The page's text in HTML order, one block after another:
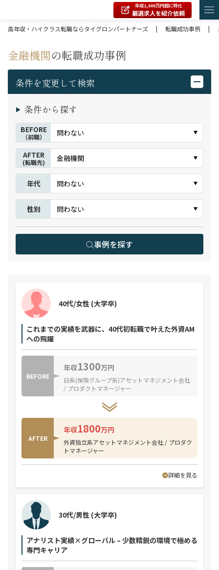
年収1,000万円超に特化
厳選求人を紹介依頼
高年収・ハイクラス転職ならタイグロンパートナーズ
| 転職成功事例 |
金融機関の転職成功事例
条件を変更して検索
条件から探す
BEFORE
（前職）
AFTER
(転職先)
年代
性別
事例を探す
これまでの実績を武器に、40代初転職で叶えた外資AM
への飛躍
40代/女性 (大学卒)
BEFORE
年収1300万円
日系(保険グループ系)アセットマネジメント会社
/ プロダクトマネージャー
AFTER
年収1800万円
外資独立系アセットマネジメント会社 / プロダク
トマネージャー
詳細を見る
アナリスト実績×グローバル – 少数精鋭の環境で極める
専門キャリア
30代/男性 (大学卒)